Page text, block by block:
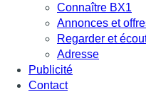
Connaître BX1
Annonces et
Regarder et
Adresse
Publicité
Contact